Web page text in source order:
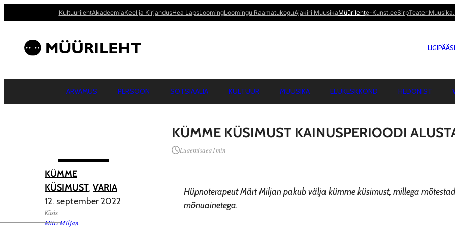
KultuurilehtAkadeemiaKeel ja KirjandusHea LapsLoomingLoomingu RaamatukoguAjakiri MuusikaMüürilehte-Kunst.eeSirp
ARVAMUS PERSOON SOTSIAALIA KULTUUR MUUSIKA ELUKESKKOND HEDONIST
KÜMME KÜSIMUST KAINUSPERIOODI
Lugemisaeg1min
KÜMME
KÜSIMUST, VARIA
12. september 2022
Küsis
Märt Miljan
Hüpnoterapeut Märt Miljan pakub välja kümme küsimust, millega
mõnuainetega.